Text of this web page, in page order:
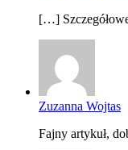
[…]
Zuzanna Wojtas
Fajny artykuł,